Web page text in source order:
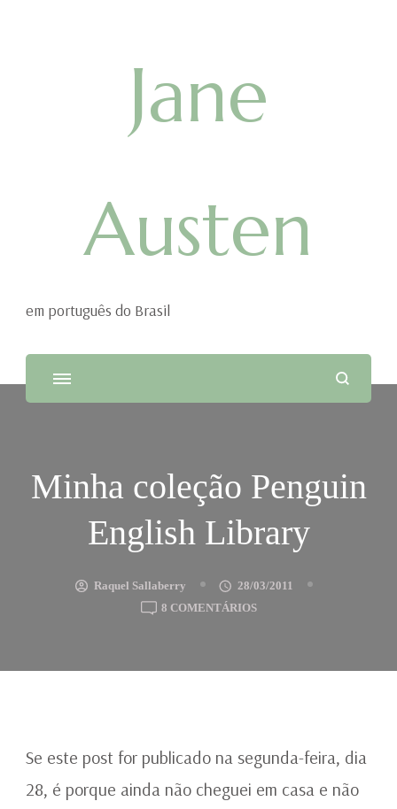
Jane
Austen
em português do Brasil
Minha coleção Penguin
English Library
Raquel Sallaberry
28/03/2011
8 COMENTÁRIOSEM
PENGUIN
Se este post for publicado na segunda-feira, dia
28, é porque ainda não cheguei em casa e não